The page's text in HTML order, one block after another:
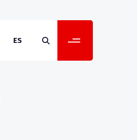
ES